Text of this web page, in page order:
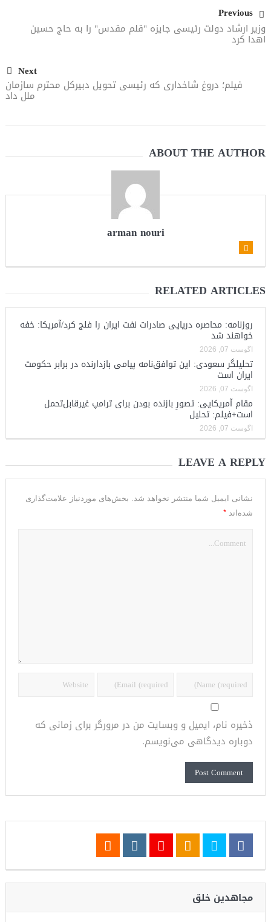
Previous
وزیر ارشاد دولت رئیسی جایزه "قلم مقدس" را به حاج حسین
اهدا کرد
Next
فیلم؛ دروغ شاخداری که رئیسی تحویل دبیرکل محترم سازمان
ملل داد
ABOUT THE AUTHOR
arman nouri
RELATED ARTICLES
روزنامه: محاصره دریایی صادرات نفت ایران را فلج کرد/آمریکا: خفه
خواهند شد
آگوست 07, 2026
تحلیلگر سعودی: این توافق‌نامه پیامی بازدارنده در برابر حکومت
ایران است
آگوست 07, 2026
مقام آمریکایی: تصورِ بازنده بودن برای ترامپ غیرقابل‌تحمل
است+فیلم: تحلیل
آگوست 07, 2026
LEAVE A REPLY
نشانی ایمیل شما منتشر نخواهد شد.
بخش‌های موردنیاز علامت‌گذاری
شده‌اند *
ذخیره نام، ایمیل و وبسایت من در مرورگر برای زمانی که
دوباره دیدگاهی می‌نویسم.
مجاهدین خلق